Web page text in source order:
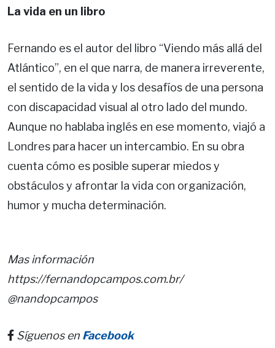
La vida en un libro
Fernando es el autor del libro “Viendo más allá del
Atlántico”, en el que narra, de manera irreverente,
el sentido de la vida y los desafíos de una persona
con discapacidad visual al otro lado del mundo.
Aunque no hablaba inglés en ese momento, viajó a
Londres para hacer un intercambio. En su obra
cuenta cómo es posible superar miedos y
obstáculos y afrontar la vida con organización,
humor y mucha determinación.
Mas información
https://fernandopcampos.com.br/
@nandopcampos
Síguenos en Facebook